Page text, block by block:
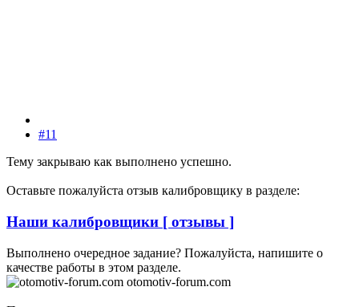
#11
Тему закрываю как выполнено успешно.
Оставьте пожалуйста отзыв калибровщику в разделе:
Наши калибровщики [ отзывы ]
Выполнено очередное задание? Пожалуйста, напишите о
качестве работы в этом разделе.
otomotiv-forum.com